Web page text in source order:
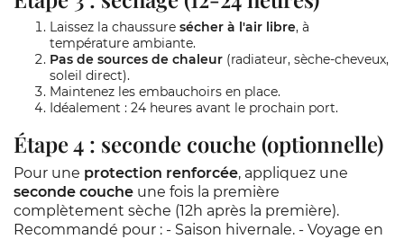
Laissez la chaussure sécher à l'air libre, à
température ambiante.
Pas de sources de chaleur (radiateur, sèche-cheveux,
soleil direct).
Maintenez les embauchoirs en place.
Idéalement : 24 heures avant le prochain port.
Étape 4 : seconde couche (optionnelle)
Pour une protection renforcée, appliquez une
seconde couche une fois la première
complètement sèche (12h après la première).
Recommandé pour : - Saison hivernale. - Voyage en